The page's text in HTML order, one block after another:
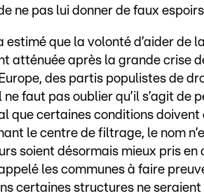
ne pas lui donner de faux
estimé que la volonté d’aider de
atténuée après la grande crise
des partis populistes de
faut pas oublier qu’il s’agit de
que certaines conditions
le centre de filtrage, le nom
soient désormais mieux pris en
les communes à faire
certaines structures ne